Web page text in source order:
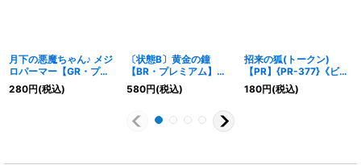
月下の悪魔ちゃん♪ メジ
ロパーマー【GR・プレ
ミアム】{ECP01-P29}
《ビショップ》
280円(税込)
〔状態B〕黄金の鐘
【BR・プレミアム】
{BP18-P48}《ビショッ
プ》
580円(税込)
招来の狐(トークン)
【PR】{PR-377}《ビシ
ョップ》
180円(税込)